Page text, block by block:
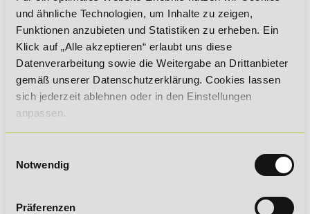
und ähnliche Technologien, um Inhalte zu zeigen,
Funktionen anzubieten und Statistiken zu erheben. Ein
Klick auf „Alle akzeptieren“ erlaubt uns diese
Datenverarbeitung sowie die Weitergabe an Drittanbieter
gemäß unserer Datenschutzerklärung. Cookies lassen
sich jederzeit ablehnen oder in den Einstellungen
anpassen.
Notwendig
Präferenzen
Sie können alle Fälle von Schwierigkeiten beim Zugriff auf
den Inhalt der Website an uns melden:
Axel Königstein
Willy-Brandt-Platz 2
71522 Backnang
barrierefreiheit@delst.de
Die Kontaktdaten der für uns zuständigen